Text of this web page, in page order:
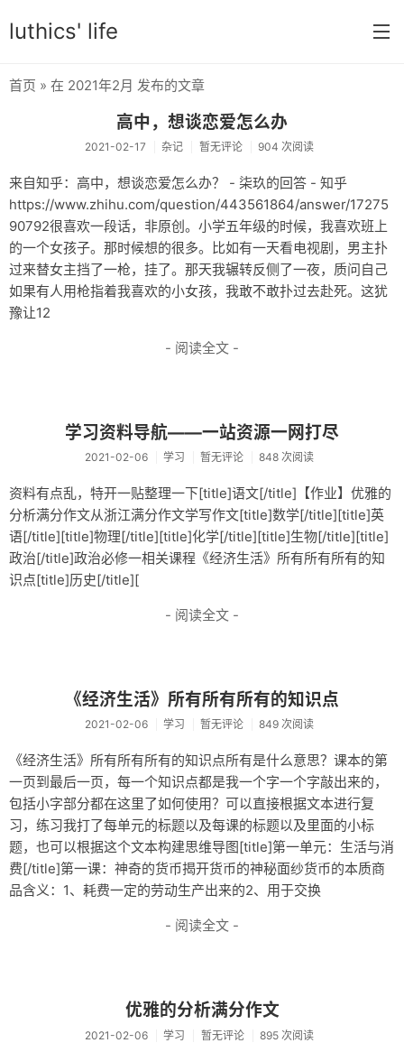
luthics' life
分类
学习
编程
大学
搞机
游戏
杂记
未分类
关于
轻语
首页 » 在 2021年2月 发布的文章
高中，想谈恋爱怎么办
2021-02-17 杂记 暂无评论 904 次阅读
来自知乎：高中，想谈恋爱怎么办？ - 柒玖的回答 - 知乎
https://www.zhihu.com/question/443561864/answer/17275
90792很喜欢一段话，非原创。小学五年级的时候，我喜欢班上
的一个女孩子。那时候想的很多。比如有一天看电视剧，男主扑
过来替女主挡了一枪，挂了。那天我辗转反侧了一夜，质问自己
如果有人用枪指着我喜欢的小女孩，我敢不敢扑过去赴死。这犹
豫让12
- 阅读全文 -
学习资料导航——一站资源一网打尽
2021-02-06 学习 暂无评论 848 次阅读
资料有点乱，特开一贴整理一下[title]语文[/title]【作业】优雅的
分析满分作文从浙江满分作文学写作文[title]数学[/title][title]英
语[/title][title]物理[/title][title]化学[/title][title]生物[/title][title]
政治[/title]政治必修一相关课程《经济生活》所有所有所有的知
识点[title]历史[/title][
- 阅读全文 -
《经济生活》所有所有所有的知识点
2021-02-06 学习 暂无评论 849 次阅读
《经济生活》所有所有所有的知识点所有是什么意思？课本的第
一页到最后一页，每一个知识点都是我一个字一个字敲出来的，
包括小字部分都在这里了如何使用？可以直接根据文本进行复
习，练习我打了每单元的标题以及每课的标题以及里面的小标
题，也可以根据这个文本构建思维导图[title]第一单元：生活与消
费[/title]第一课：神奇的货币揭开货币的神秘面纱货币的本质商
品含义：1、耗费一定的劳动生产出来的2、用于交换
- 阅读全文 -
优雅的分析满分作文
2021-02-06 学习 暂无评论 895 次阅读